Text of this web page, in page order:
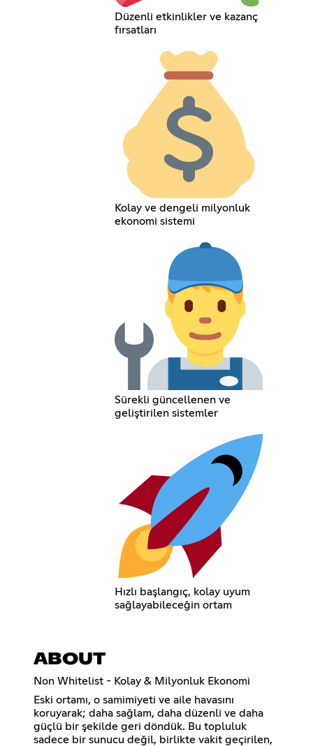
Düzenli etkinlikler ve kazanç
fırsatları
Kolay ve dengeli milyonluk
ekonomi sistemi
Sürekli güncellenen ve
geliştirilen sistemler
Hızlı başlangıç, kolay uyum
sağlayabileceğin ortam
ABOUT
Non Whitelist - Kolay & Milyonluk Ekonomi
Eski ortamı, o samimiyeti ve aile havasını
koruyarak; daha sağlam, daha düzenli ve daha
güçlü bir şekilde geri döndük. Bu topluluk
sadece bir sunucu değil, birlikte vakit geçirilen,